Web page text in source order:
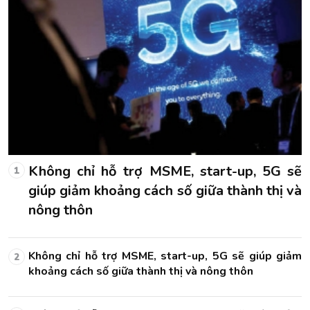
6
Kenya ra mắt mạng 5G, chi phí bằng 6
tháng thuê nhà của người dân
7
Kenya ra mắt mạng 5G, chi phí bằng 6 tháng thuê
nhà của người dân